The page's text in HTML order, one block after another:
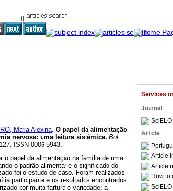
Services
Journal
SciELO
Article
Article
Article
How to
SciELO
Maria Alexina. O papel da alimentação
nervosa: uma leitura sistêmica. Bol.
ISSN 0006-5943.
o papel da alimentação na família de uma
o padrão alimentar e o significado do
foi o estudo de caso. Foram realizados
participante e os resultados encontrados
por muita fartura e variedade; a